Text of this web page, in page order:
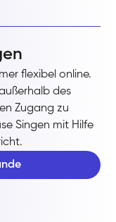
flexibel online.
des
Zugang zu
Singen mit Hilfe